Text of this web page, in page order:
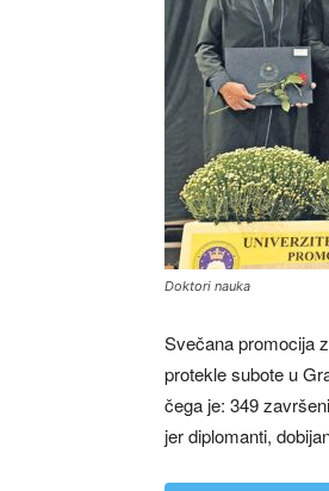
Doktori nauka
Svečana promocija
protekle subote u
čega je: 349
jer diplomanti,